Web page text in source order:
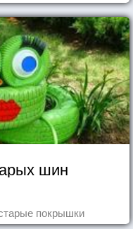
шин
покрышки